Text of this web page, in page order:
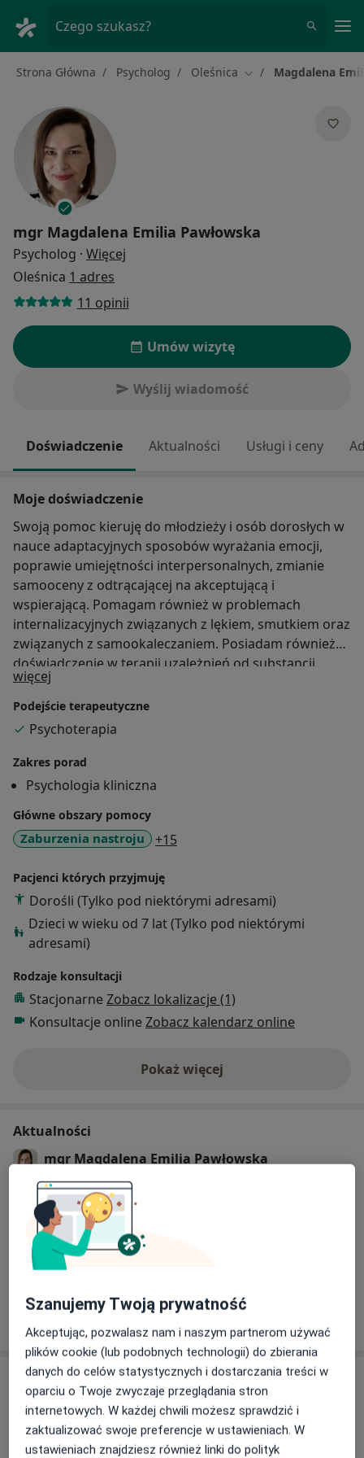
Czego szukasz?
Strona Główna Psycholog Oleśnica Zmień miasto
Magdalena
mgr Magdalena Emilia Pawłowska
Psycholog · Więcej
Oleśnica 1 adres
11 opinii
Umów wizytę
Wyślij wiadomość
Doświadczenie Aktualności Usługi i ceny
Moje doświadczenie
Swoją pomoc kieruję do młodzieży i osób dorosłych w
nauce adaptacyjnych sposobów wyrażania emocji,
poprawie umiejętności interpersonalnych, zmianie
samooceny z odtrącającej na akceptującą i
wspierającą. Pomagam również w problemach
internalizacyjnych związanych z lękiem, smutkiem oraz
związanych z samookaleczaniem. Posiadam również
doświadczenie w terapii uzależnień od substancji
psychoaktywnych, uzależnień behawioralnych oraz
współuzależnienia. Pracuję również online. Obecnie
jestem w trakcie 4-letniego szkolenia
psychoterapeutycznego w Szkole Poznawczo-
Behawioralnej Uniwersytetu SWPS pod kierownictwem
dr hab. Agnieszki Popiel i dr Ewy Pragłowskiej i w
modalności poznawczo – behawioralnej.
więcej
Podejście terapeutyczne
Psychoterapia
Zakres porad
Psychologia kliniczna
Główne obszary pomocy
Zaburzenia nastroju +15
Pacjenci których przyjmuję
Dorośli (Tylko pod niektórymi adresami)
Dzieci w wieku od 7 lat (Tylko pod niektórymi
adresami)
Rodzaje konsultacji
Stacjonarne Zobacz lokalizacje (1)
Konsultacje online Zobacz kalendarz online
Pokaż więcejo doświadczeniu
Aktualności
mgr Magdalena Emilia Pawłowska
Spacerowa 1, 56-400 Oleśnica
Jestem mgr psychologii klinicznej i
psychoterapeutką w trakcie szkolenia w nurcie
poznawczo-behawioralnym. Swoją pomoc kieruję
do młodzieży i osób dorosłych w nauce
poprawie umiejętności interpersonalnych,
i wspierającą. Pracuję z osobami uzależnionymi
od substancji psychoaktywnych, hazardu,
technologii.
Dowiedz się więcej
16/12/2025
Usługi i ceny
Konsultacja psychologiczna
(pierwsza wizyta)
180 zł Szczegóły
Umów wizytę
Szanujemy Twoją prywatność
Akceptując, pozwalasz nam i naszym partnerom używać
plików cookie (lub podobnych technologii) do zbierania
danych do celów statystycznych i dostarczania treści w
oparciu o Twoje zwyczaje przeglądania stron
internetowych. W każdej chwili możesz sprawdzić i
zaktualizować swoje preferencje w ustawieniach. W
ustawieniach znajdziesz również linki do polityk